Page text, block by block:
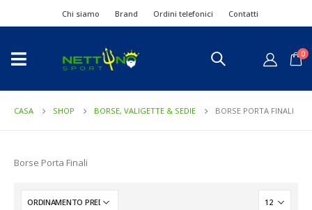
Chi siamo Brand Ordini telefonici Contatti
0
CASA SHOP BORSE, VALIGETTE & SEDIE BORSE PORTA FINALI
Borse Porta Finali